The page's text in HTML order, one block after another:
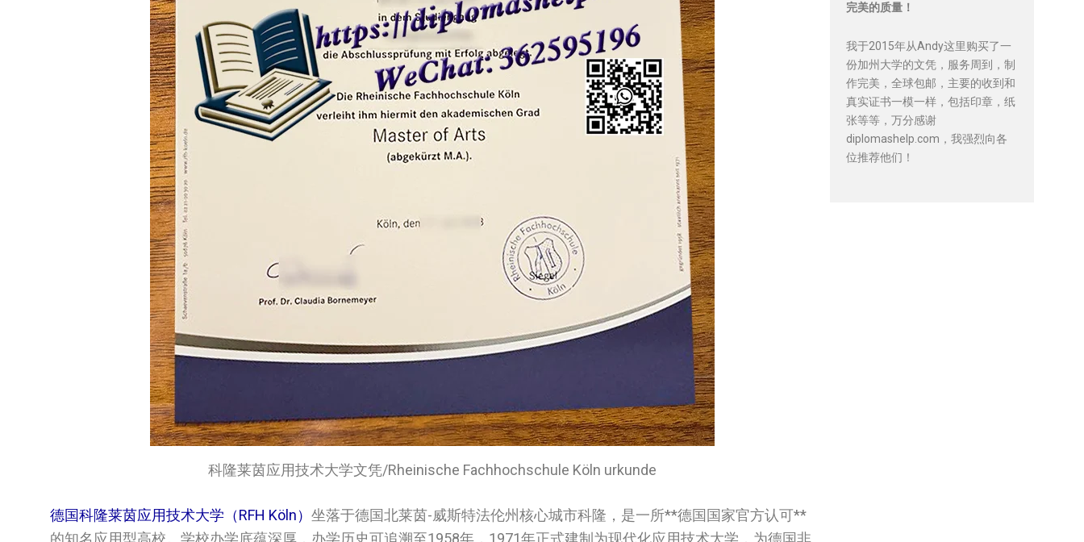
科隆莱茵应用技术大学文凭/Rheinische Fachhochschule Köln urkunde
德国科隆莱茵应用技术大学（RFH Köln） 坐落于德国北莱茵-威斯特法伦州核心城市科隆，是一所**德国国家官方认可**
的知名应用型高校。学校办学底蕴深厚，办学历史可追溯至1958年，1971年正式建制为现代化应用技术大学，为德国非
完美的质量！
我于2015年从Andy这里购买了一
份加州大学的文凭，服务周到，制
作完美，全球包邮，主要的收到和
真实证书一模一样，包括印章，纸
张等等，万分感谢
diplomashelp.com，我强烈向各
位推荐他们！